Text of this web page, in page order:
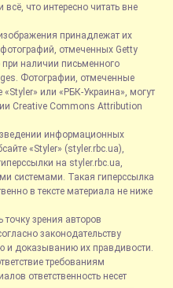
что интересно читать вне
принадлежат их
отмеченных Getty
при наличии письменного
Фотографии, отмеченные
или «РБК-Украина», могут
Creative Commons Attribution
информационных
«Styler» (styler.rbc.ua),
на styler.rbc.ua,
системами. Такая гиперссылка
в тексте материала не ниже
зрения авторов
законодательству
и доказыванию их правдивости.
требованиям
ответственность несет